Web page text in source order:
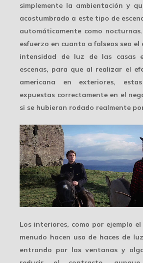
simplemente la ambientación y
acostumbrado a este tipo de
automáticamente como
esfuerzo en cuanto a falseos sea
intensidad de luz de las casas
escenas, para que al realizar el
americana en exteriores,
expuestas correctamente en el
si se hubieran rodado realmente
Los interiores, como por ejemplo
menudo hacen uso de haces de luz
entrando por las ventanas y